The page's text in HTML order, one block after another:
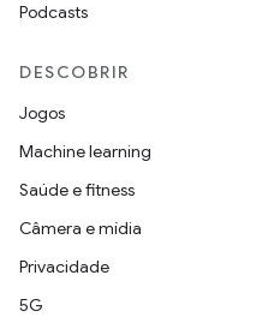
Podcasts
DESCOBRIR
Jogos
Machine learning
Saúde e fitness
Câmera e mídia
Privacidade
5G